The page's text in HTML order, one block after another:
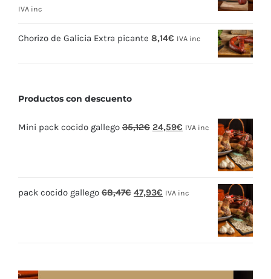
IVA inc
Chorizo de Galicia Extra picante 8,14€ IVA inc
Productos con descuento
Mini pack cocido gallego 35,12€ El
35,12€.
24,59€ El
24,59€.
IVA inc
pack cocido gallego 68,47€ El
47,93€ El
IVA inc